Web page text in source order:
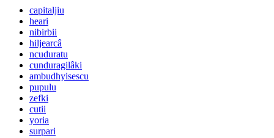
capitaljiu
heari
nibirbii
hiljearcâ
ncuduratu
cunduragilâki
ambudhyisescu
pupulu
zefki
cutii
yoria
surpari